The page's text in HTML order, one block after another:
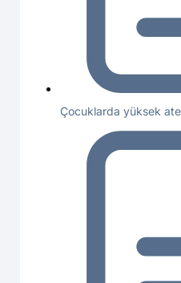
Çocuklarda yüksek